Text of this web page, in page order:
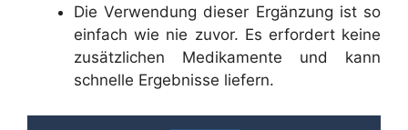
Die Verwendung dieser Ergänzung ist so
einfach wie nie zuvor. Es erfordert keine
zusätzlichen Medikamente und kann
schnelle Ergebnisse liefern.